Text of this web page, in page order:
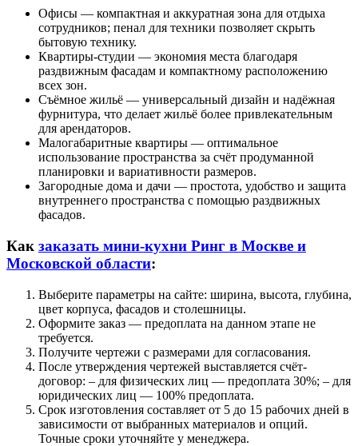
Офисы — компактная и аккуратная зона для отдыха
сотрудников; пенал для техники позволяет скрыть
бытовую технику.
Квартиры-студии — экономия места благодаря
раздвижным фасадам и компактному расположению
всех зон.
Съёмное жильё — универсальный дизайн и надёжная
фурнитура, что делает жильё более привлекательным
для арендаторов.
Малогабаритные квартиры — оптимальное
использование пространства за счёт продуманной
планировки и вариативности размеров.
Загородные дома и дачи — простота, удобство и защита
внутреннего пространства с помощью раздвижных
фасадов.
Как заказать мини-кухни Ринг в Москве и
Московской области:
Выберите параметры на сайте: ширина, высота, глубина,
цвет корпуса, фасадов и столешницы.
Оформите заказ — предоплата на данном этапе не
требуется.
Получите чертежи с размерами для согласования.
После утверждения чертежей выставляется счёт-
договор: – для физических лиц — предоплата 30%; – для
юридических лиц — 100% предоплата.
Срок изготовления составляет от 5 до 15 рабочих дней в
зависимости от выбранных материалов и опций.
Точные сроки уточняйте у менеджера.